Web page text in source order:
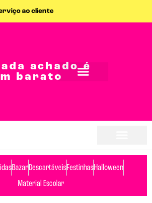
ao cliente
achado é
barato
BazarDescartáveisFestinhasHalloween
Material Escolar